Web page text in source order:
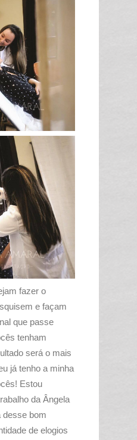
fazer o
e façam
que passe
tenham
será o mais
já tenho a minha
Estou
da Ângela
desse bom
de elogios